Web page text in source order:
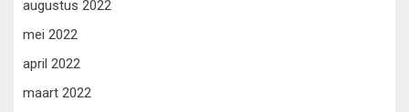
augustus 2022
mei 2022
april 2022
maart 2022